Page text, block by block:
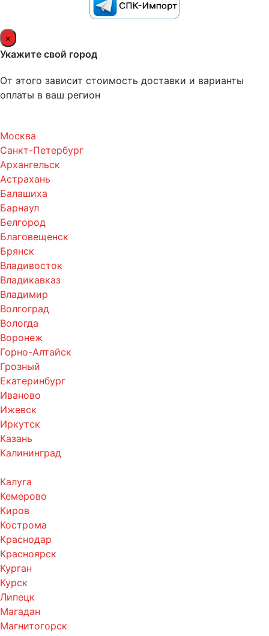
×
Укажите свой город
От этого зависит стоимость доставки и варианты
оплаты в ваш регион
Москва
Санкт-Петербург
Архангельск
Астрахань
Балашиха
Барнаул
Белгород
Благовещенск
Брянск
Владивосток
Владикавказ
Владимир
Волгоград
Вологда
Воронеж
Горно-Алтайск
Грозный
Екатеринбург
Иваново
Ижевск
Иркутск
Казань
Калининград
Калуга
Кемерово
Киров
Кострома
Краснодар
Красноярск
Курган
Курск
Липецк
Магадан
Магнитогорск